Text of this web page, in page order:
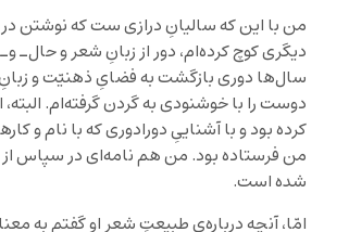
من با اين که ساليانِ درازی ست که نوشتن در
ديگری کوچ کرده‌ام، دور از زبانِ شعر و حال‌ـ
سال‌ها دوری بازگشت به فضایِ ذهنيّت و زبانِ
دوست را با خوشنودی به گردن گرفته‌‌ام.
کرده بود و با آشنايیِ دورادوری که با نام
من فرستاده بود. من هم نامه‌ای در سپاس
شده است.
امّا، آنچه درباره‌یِ طبيعتِ شعرِ او گفتم به